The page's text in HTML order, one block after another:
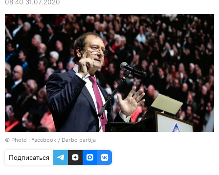
08:40 31.07.2020
© Photo : Facebook / Darbo partija
Подписаться